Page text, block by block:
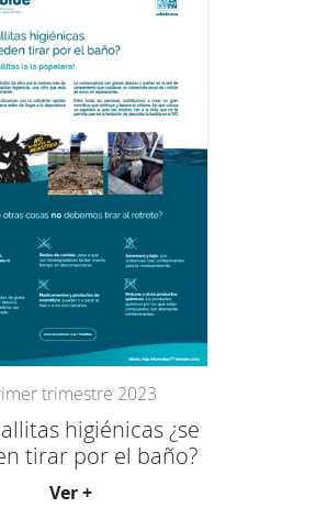
trimestre 2023
higiénicas ¿se
tirar por el baño?
Ver +